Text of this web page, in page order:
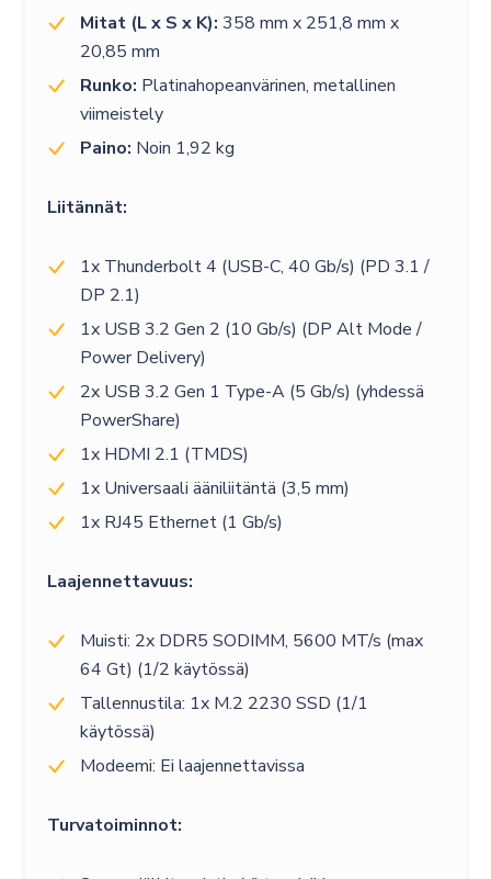
Mitat (L x S x K): 358 mm x 251,8 mm x
20,85 mm
Runko: Platinahopeanvärinen, metallinen
viimeistely
Paino: Noin 1,92 kg
Liitännät:
1x Thunderbolt 4 (USB-C, 40 Gb/s) (PD 3.1 /
DP 2.1)
1x USB 3.2 Gen 2 (10 Gb/s) (DP Alt Mode /
Power Delivery)
2x USB 3.2 Gen 1 Type-A (5 Gb/s) (yhdessä
PowerShare)
1x HDMI 2.1 (TMDS)
1x Universaali ääniliitäntä (3,5 mm)
1x RJ45 Ethernet (1 Gb/s)
Laajennettavuus:
Muisti: 2x DDR5 SODIMM, 5600 MT/s (max
64 Gt) (1/2 käytössä)
Tallennustila: 1x M.2 2230 SSD (1/1
käytössä)
Modeemi: Ei laajennettavissa
Turvatoiminnot: